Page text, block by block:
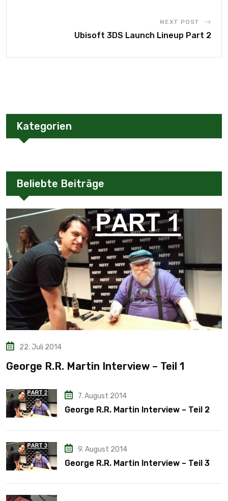
NEXT POST
Ubisoft 3DS Launch Lineup Part 2
Kategorien
Beliebte Beiträge
22. Juli 2014
George R.R. Martin Interview – Teil 1
7. August 2014
George R.R. Martin Interview – Teil 2
9. August 2014
George R.R. Martin Interview – Teil 3